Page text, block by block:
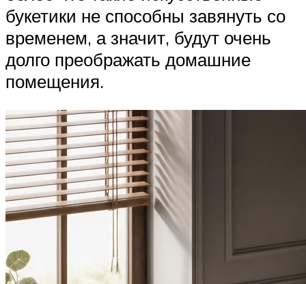
букетики не способны завянуть со
временем, а значит, будут очень
долго преображать домашние
помещения.